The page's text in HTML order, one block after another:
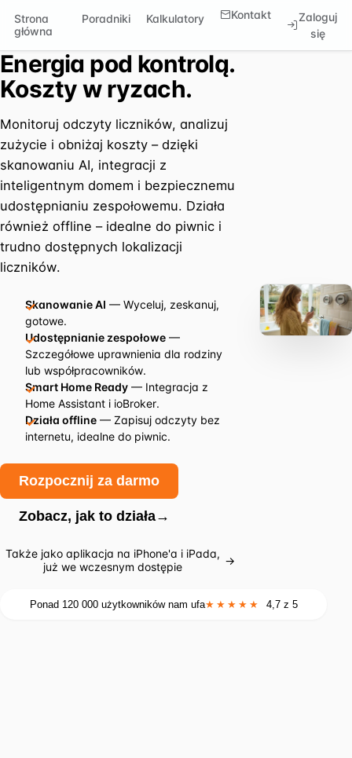
Strona
główna
Poradniki Kalkulatory Kontakt
Zaloguj
się
Energia pod kontrolą.
Koszty w ryzach.
Monitoruj odczyty liczników, analizuj
zużycie i obniżaj koszty – dzięki
skanowaniu AI, integracji z
inteligentnym domem i bezpiecznemu
udostępnianiu zespołowemu. Działa
również offline – idealne do piwnic i
trudno dostępnych lokalizacji
liczników.
Skanowanie AI — Wyceluj, zeskanuj,
gotowe.
Udostępnianie zespołowe —
Szczegółowe uprawnienia dla rodziny
lub współpracowników.
Smart Home Ready — Integracja z
Home Assistant i ioBroker.
Działa offline — Zapisuj odczyty bez
internetu, idealne do piwnic.
Rozpocznij za darmo
Zobacz, jak to działa→
Także jako aplikacja na iPhone'a i iPada,
już we wczesnym dostępie
→
Ponad 120 000 użytkowników nam ufa★★★★★ 4,7 z 5